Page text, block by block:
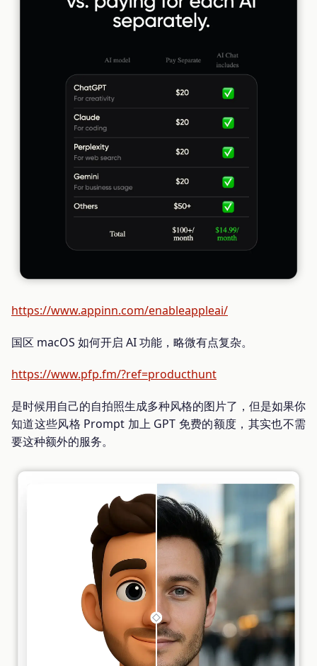
https://www.appinn.com/enableappleai/
国区 macOS 如何开启 AI 功能，略微有点复杂。
https://www.pfp.fm/?ref=producthunt
是时候用自己的自拍照生成多种风格的图片了，但是如果你
知道这些风格 Prompt 加上 GPT 免费的额度，其实也不需
要这种额外的服务。